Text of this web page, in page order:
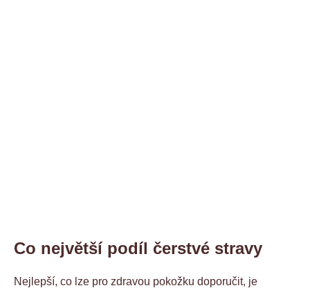
Co největší podíl čerstvé stravy
Nejlepší, co lze pro zdravou pokožku doporučit, je